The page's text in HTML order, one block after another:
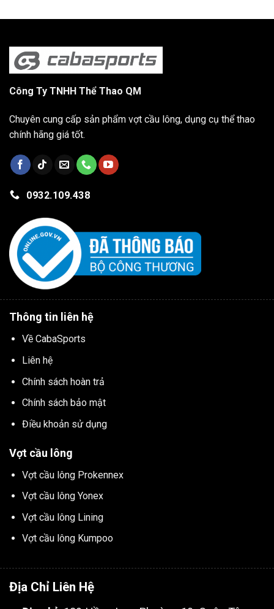
Công Ty TNHH Thể Thao QM
Chuyên cung cấp sản phẩm vợt cầu lông, dụng cụ thể thao
chính hãng giá tốt.
0932.109.438
Thông tin liên hệ
Về CabaSports
Liên hệ
Chính sách hoàn trả
Chính sách bảo mật
Điều khoản sử dụng
Vợt cầu lông
Vợt cầu lông Prokennex
Vợt cầu lông Yonex
Vợt cầu lông Lining
Vợt cầu lông Kumpoo
Địa Chỉ Liên Hệ